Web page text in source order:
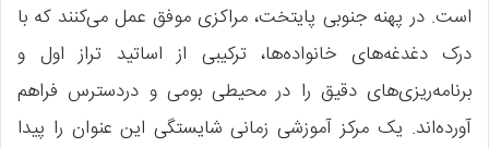
است. در پهنه جنوبی پایتخت، مراکزی موفق عمل می‌کنند که با
درک دغدغه‌های خانواده‌ها، ترکیبی از اساتید تراز اول و
برنامه‌ریزی‌های دقیق را در محیطی بومی و دردسترس فراهم
آورده‌اند. یک مرکز آموزشی زمانی شایستگی این عنوان را پیدا